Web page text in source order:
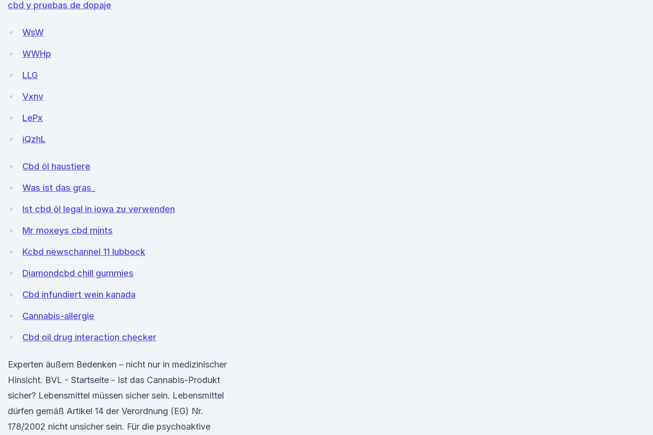
cbd y pruebas de dopaje
WsW
WWHp
LLG
Vxnv
LePx
iQzhL
Cbd öl haustiere
Was ist das gras_
Ist cbd öl legal in iowa zu verwenden
Mr moxeys cbd mints
Kcbd newschannel 11 lubbock
Diamondcbd chill gummies
Cbd infundiert wein kanada
Cannabis-allergie
Cbd oil drug interaction checker
Experten äußern Bedenken – nicht nur in medizinischer
Hinsicht. BVL - Startseite - Ist das Cannabis-Produkt
sicher? Lebensmittel müssen sicher sein. Lebensmittel
dürfen gemäß Artikel 14 der Verordnung (EG) Nr.
178/2002 nicht unsicher sein. Für die psychoaktive